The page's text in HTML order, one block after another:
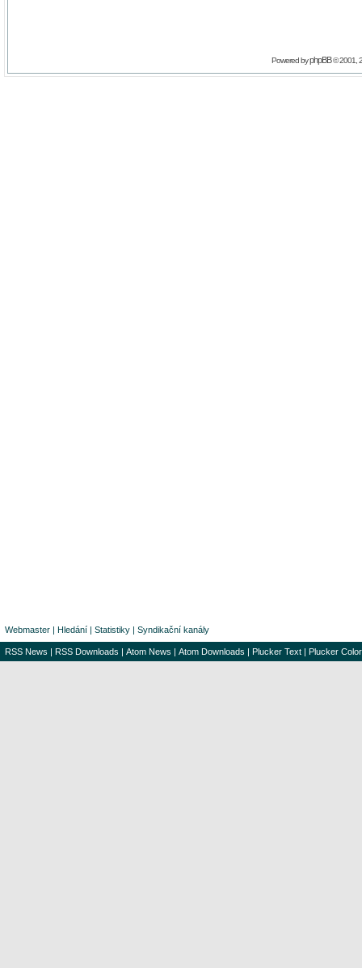
Powered byphpBB© 2001,
Webmaster | Hledání | Statistiky | Syndikační kanály
RSS News | RSS Downloads | Atom News | Atom Downloads | Plucker Text | Plucker Color